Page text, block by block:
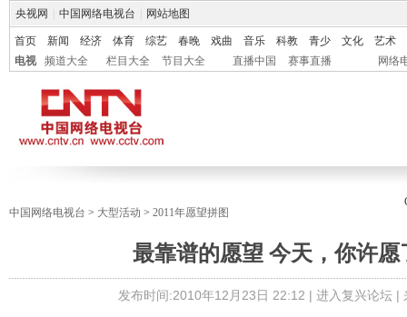
央视网 中国网络电视台 网站地图
首页 新闻 经济 体育 综艺 春晚 戏曲 音乐 科教 青少 文化
艺术
电视
频道大全 栏目大全 节目大全 直播中国 赛事直播 网络
中国网络电视台 > 大型活动 > 2011年愿望拼图
最靠谱的愿望 今天，你许愿
发布时间:2010年12月23日 22:12 | 进入复兴论坛|